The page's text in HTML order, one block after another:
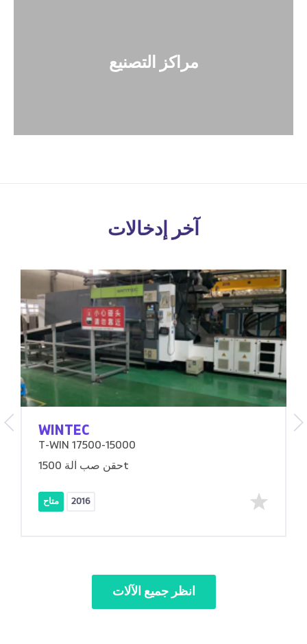
مراكز التصنيع
آخر إدخالات
WINTEC
T-WIN 17500-15000
حقن صب آلة 1500t
متاح 2016
انظر جميع الآلات